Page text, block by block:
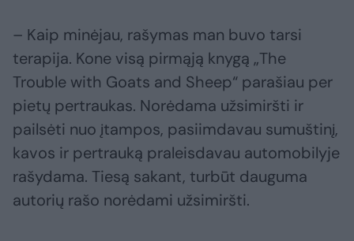
– Kaip minėjau, rašymas man buvo tarsi
terapija. Kone visą pirmąją knygą „The
Trouble with Goats and Sheep“ parašiau per
pietų pertraukas. Norėdama užsimiršti ir
pailsėti nuo įtampos, pasiimdavau sumuštinį,
kavos ir pertrauką praleisdavau automobilyje
rašydama. Tiesą sakant, turbūt dauguma
autorių rašo norėdami užsimiršti.